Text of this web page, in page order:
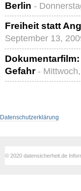
Berlin -
Freiheit statt
September 13,
Gefahr -
Datenschutzerklärung
© 2020 datensicherheit.de